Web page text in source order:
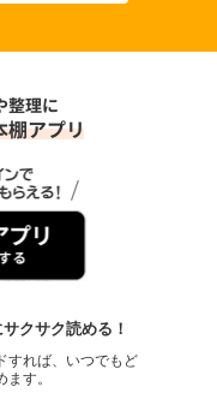
クサク読める！
すれば、いつでもど
す。